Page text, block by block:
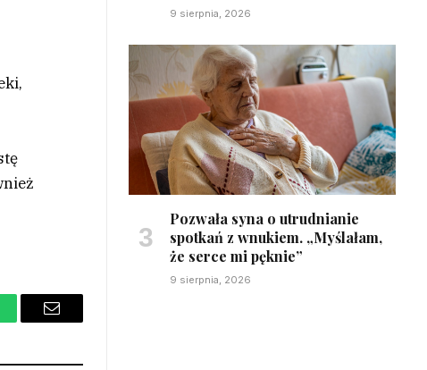
Email
9 sierpnia, 2026
Pozwała syna o utrudnianie
spotkań z wnukiem. „Myślałam,
że serce mi pęknie”
9 sierpnia, 2026